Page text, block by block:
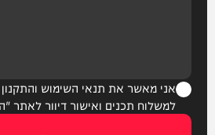
אני מאשר את תנאי השימוש והתקנון
למשלוח תכנים ואישור דיוור לאתר